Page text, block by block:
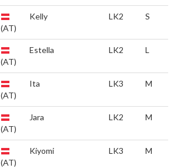
(AT)
Kelly LK2 S
(AT)
Estella LK2 L
(AT)
Ita LK3 M
(AT)
Jara LK2 M
(AT)
Kiyomi LK3 M